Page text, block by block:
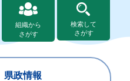
組織から
さがす
検索して
さがす
県政情報